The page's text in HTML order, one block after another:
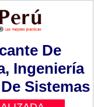
De
Ingeniería
Sistemas